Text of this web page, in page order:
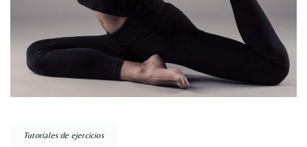
Tutoriales de ejercicios